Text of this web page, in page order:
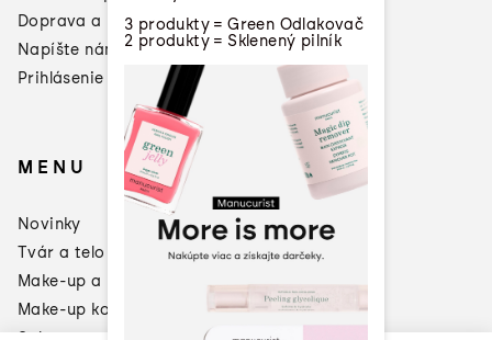
Doprava a platba
Napíšte nám
Prihlásenie affiliate partnera
MENU
Novinky
Tvár a telo
Make-up a laky na nechty
Make-up konzultácia
3 produkty = Green Odlakovač
2 produkty = Sklenený pilník